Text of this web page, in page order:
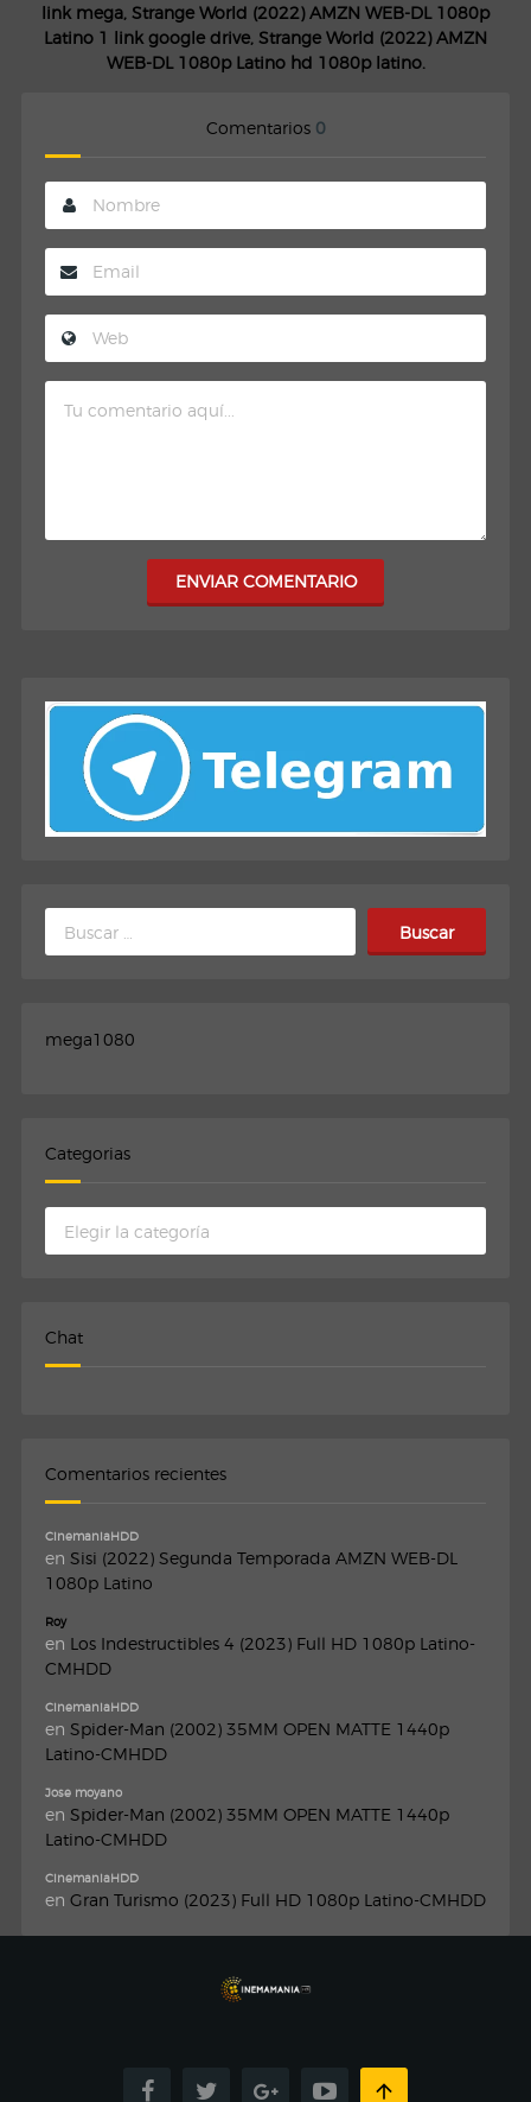
link mega, Strange World (2022) AMZN WEB-DL 1080p
Latino 1 link google drive, Strange World (2022) AMZN
WEB-DL 1080p Latino hd 1080p latino.
Comentarios 0
ENVIAR COMENTARIO
Buscar:
mega1080
Categorias
Categorias
Chat
Comentarios recientes
CinemaniaHDD
en Sisi (2022) Segunda Temporada AMZN WEB-DL
1080p Latino
Roy
en Los Indestructibles 4 (2023) Full HD 1080p Latino-
CMHDD
CinemaniaHDD
en Spider-Man (2002) 35MM OPEN MATTE 1440p
Latino-CMHDD
Jose moyano
en Spider-Man (2002) 35MM OPEN MATTE 1440p
Latino-CMHDD
CinemaniaHDD
en Gran Turismo (2023) Full HD 1080p Latino-CMHDD